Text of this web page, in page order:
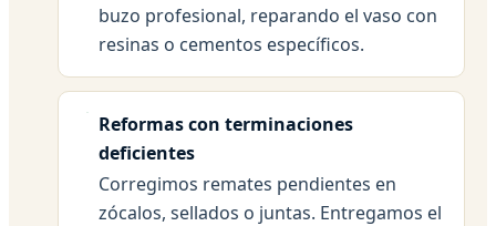
buzo profesional, reparando el vaso con
resinas o cementos específicos.
Reformas con terminaciones
deficientes
Corregimos remates pendientes en
zócalos, sellados o juntas. Entregamos el